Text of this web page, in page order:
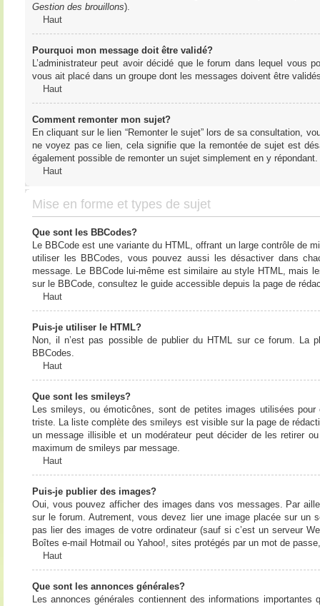
Gestion des brouillons).
Haut
Pourquoi mon message doit être validé?
L’administrateur peut avoir décidé que le forum dans lequel vous
vous ait placé dans un groupe dont les messages doivent être
Haut
Comment remonter mon sujet?
En cliquant sur le lien “Remonter le sujet” lors de sa consultation,
ne voyez pas ce lien, cela signifie que la remontée de sujet est
également possible de remonter un sujet simplement en y
Haut
Mise en forme et types de sujet
Que sont les BBCodes?
Le BBCode est une variante du HTML, offrant un large contrôle de
utiliser les BBCodes, vous pouvez aussi les désactiver dans
message. Le BBCode lui-même est similaire au style HTML, mais
sur le BBCode, consultez le guide accessible depuis la page de
Haut
Puis-je utiliser le HTML?
Non, il n’est pas possible de publier du HTML sur ce forum. La
BBCodes.
Haut
Que sont les smileys?
Les smileys, ou émoticônes, sont de petites images utilisées
triste. La liste complète des smileys est visible sur la page de
un message illisible et un modérateur peut décider de les retirer
maximum de smileys par message.
Haut
Puis-je publier des images?
Oui, vous pouvez afficher des images dans vos messages. Par
sur le forum. Autrement, vous devez lier une image placée sur un
pas lier des images de votre ordinateur (sauf si c’est un serveur
Boîtes e-mail Hotmail ou Yahoo!, sites protégés par un mot de
Haut
Que sont les annonces générales?
Les annonces générales contiennent des informations